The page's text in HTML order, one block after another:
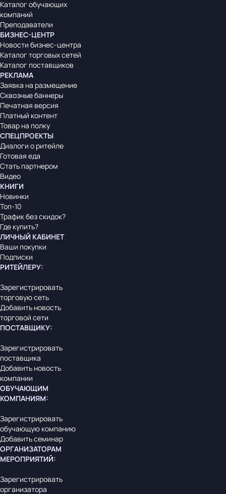
Каталог обучающих
компаний
Преподаватели
БИЗНЕС-ЦЕНТР
Новости бизнес-центра
Каталог торговых сетей
Каталог поставщиков
РЕКЛАМА
Заявка на размещение
Сквозные баннеры
Печатная версия
Платный контент
Товар на полку
СПЕЦПРОЕКТЫ
Диалоги о ритейле
Готовая еда
Стать партнером
Видео
КНИГИ
Новинки
Топ-10
Трафик без скидок?
Где купить?
ЛИЧНЫЙ КАБИНЕТ
Ваши покупки
Подписки
РИТЕЙЛЕРУ:
Зарегистрировать
торговую сеть
Добавить новость
торговой сети
ПОСТАВЩИКУ:
Зарегистрировать
поставщика
Добавить новость
компании
ОБУЧАЮЩИМ
КОМПАНИЯМ:
Зарегистрировать
обучающую компанию
Добавить семинар
ОРГАНИЗАТОРАМ
МЕРОПРИЯТИЙ:
Зарегистрировать
организатора